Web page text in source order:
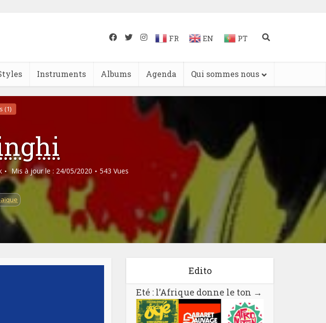
FR EN PT
Instruments Albums Agenda Qui sommes nous
(1)
Mis à jour le : 24/05/2020 543 Vues
Edito
Eté : l’Afrique donne le ton →